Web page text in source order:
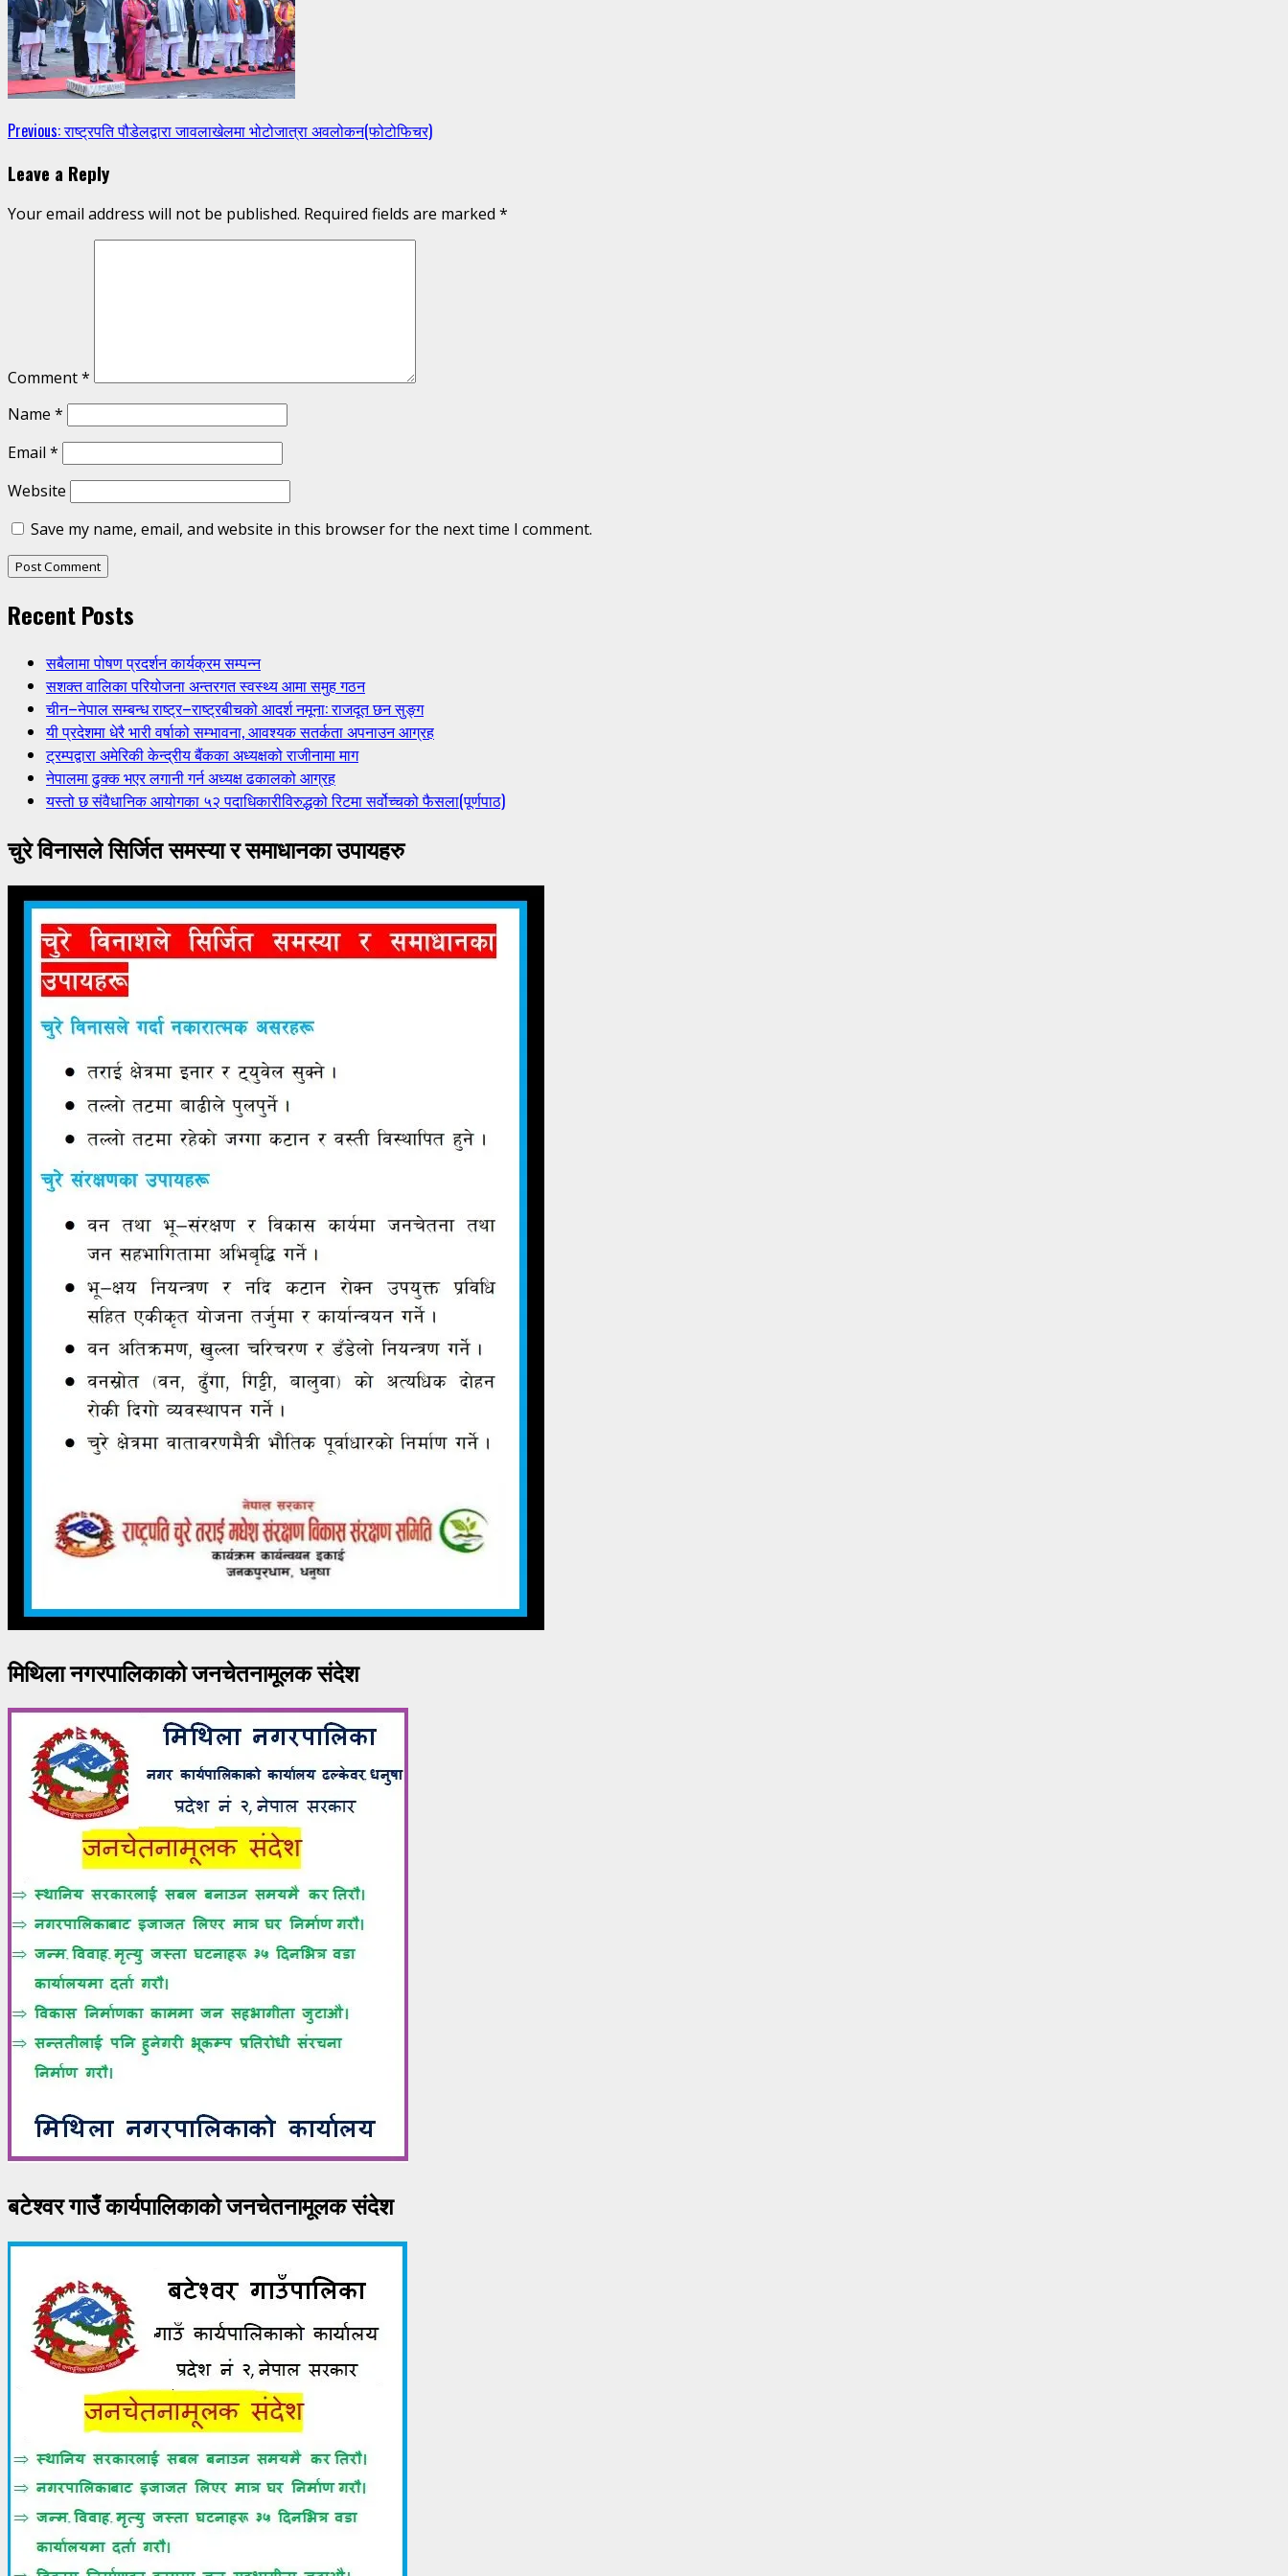
Continue
Reading
Previous:राष्ट्रपति पौडेलद्वारा जावलाखेलमा भोटोजात्रा अवलोकन(फोटोफिचर)
Leave a Reply
Your email address will not be published. Required fields are marked *
Comment*
Name *
Email *
Website
Save my name, email, and website in this browser for the next time I comment.
Recent Posts
सबैलामा पोषण प्रदर्शन कार्यक्रम सम्पन्न
सशक्त वालिका परियोजना अन्तरगत स्वस्थ्य आमा समुह गठन
चीन–नेपाल सम्बन्ध राष्ट्र–राष्ट्रबीचको आदर्श नमूना: राजदूत छन सुङ्ग
यी प्रदेशमा धेरै भारी वर्षाको सम्भावना, आवश्यक सतर्कता अपनाउन आग्रह
ट्रम्पद्वारा अमेरिकी केन्द्रीय बैंकका अध्यक्षको राजीनामा माग
नेपालमा ढुक्क भएर लगानी गर्न अध्यक्ष ढकालको आग्रह
यस्तो छ संवैधानिक आयोगका ५२ पदाधिकारीविरुद्धको रिटमा सर्वोच्चको फैसला(पूर्णपाठ)
चुरे विनासले सिर्जित समस्या र समाधानका उपायहरु
मिथिला नगरपालिकाको जनचेतनामूलक संदेश
बटेश्वर गाउँ कार्यपालिकाको जनचेतनामूलक संदेश